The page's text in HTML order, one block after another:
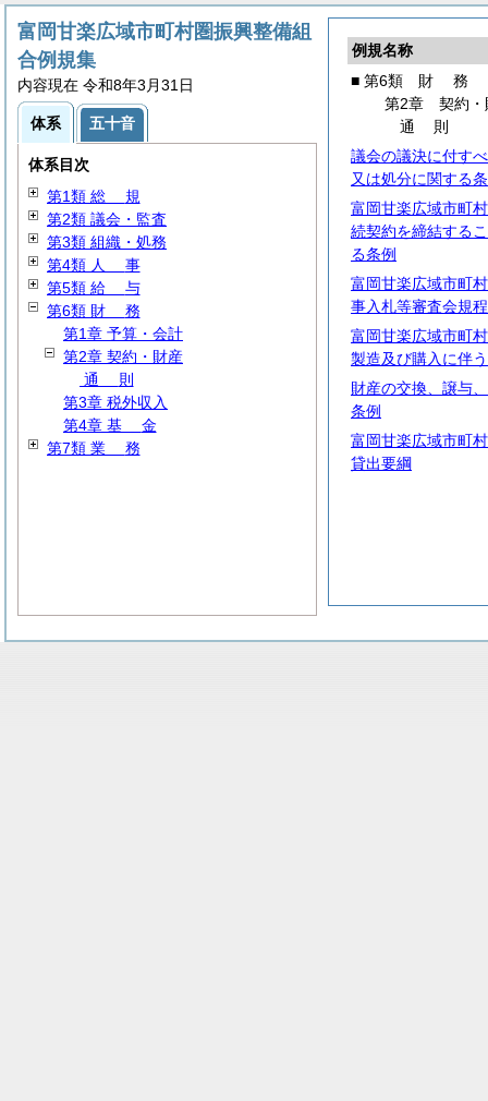
例規名称
■ 第6類 財 務
第2章 契約・
通 則
議会の議決に付す
又は処分に関する
富岡甘楽広域市町
続契約を締結する
る条例
富岡甘楽広域市町
事入札等審査会規程
富岡甘楽広域市町
製造及び購入に伴
財産の交換、譲与
条例
富岡甘楽広域市町
貸出要綱
富岡甘楽広域市町村圏振興整備組
合例規集
内容現在 令和8年3月31日
体系 五十音
体系目次
第1類 総 規
第2類 議会・監査
第3類 組織・処務
第4類 人 事
第5類 給 与
第6類 財 務
第1章 予算・会計
第2章 契約・財産
通 則
第3章 税外収入
第4章 基 金
第7類 業 務